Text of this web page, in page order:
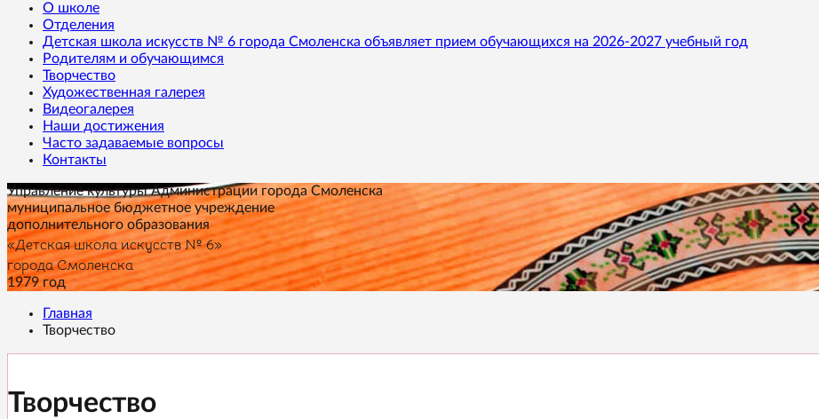
О школе
Отделения
Детская школа искусств № 6 города Смоленска объявляет прием обучающихся на 2026-2027 учебный год
Родителям и обучающимся
Творчество
Художественная галерея
Видеогалерея
Наши достижения
Часто задаваемые вопросы
Контакты
Управление культуры Администрации города Смоленска
муниципальное бюджетное учреждение
дополнительного образования
«Детская школа искусств № 6»
города Смоленска
1979 год
Главная
Творчество
Творчество